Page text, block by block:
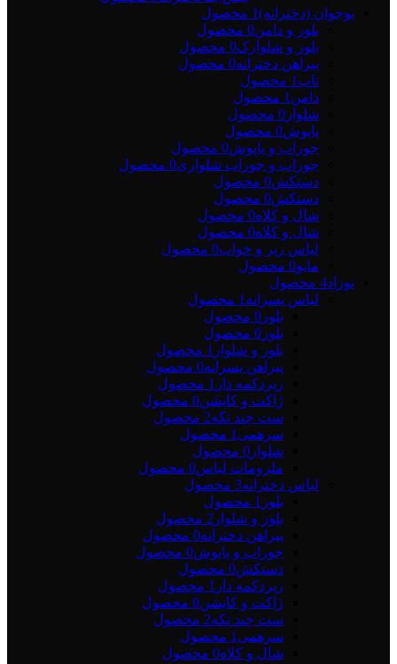
نوجوان (دخترانه)1 محصول
بلوز و دامن0 محصول
بلوز و شلوارک0 محصول
پیراهن دخترانه0 محصول
تاپ 1 محصول
دامن 1 محصول
شلوار 0 محصول
پاپوش0 محصول
جوراب و پاپوش0 محصول
جوراب و جوراب شلواری0 محصول
دستکش0 محصول
دستکش0 محصول
شال و کلاه0 محصول
شال و کلاه0 محصول
لباس زیر و خواب0 محصول
مایو0 محصول
نوزاد4 محصول
لباس پسرانه 1 محصول
بلوز 0 محصول
بلوز 0 محصول
بلوز و شلوار 1 محصول
پیراهن پسرانه0 محصول
زیردکمه دار 1 محصول
ژاکت و کاپشن0 محصول
ست چند تکه2 محصول
سرهمی 1 محصول
شلوار 0 محصول
ملزومات لباس0 محصول
لباس دخترانه3 محصول
بلوز 1 محصول
بلوز و شلوار 2 محصول
پیراهن دخترانه0 محصول
جوراب و پاپوش0 محصول
دستکش0 محصول
زیردکمه دار 1 محصول
ژاکت و کاپشن0 محصول
ست چند تکه2 محصول
سرهمی 1 محصول
شال و کلاه0 محصول